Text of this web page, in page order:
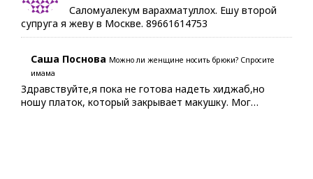
Саломуалекум варахматуллох. Ешу второй
супруга я жеву в Москве. 89661614753
Саша Поснова Можно ли женщине носить брюки? Спросите
имама
Здравствуйте,я пока не готова надеть хиджаб,но
ношу платок, который закрывает макушку. Мог…